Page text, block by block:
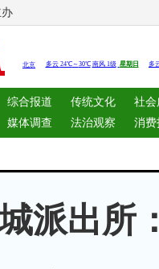
综合报道 传统文化
社会
媒体调查 法治观察
消费
派出所